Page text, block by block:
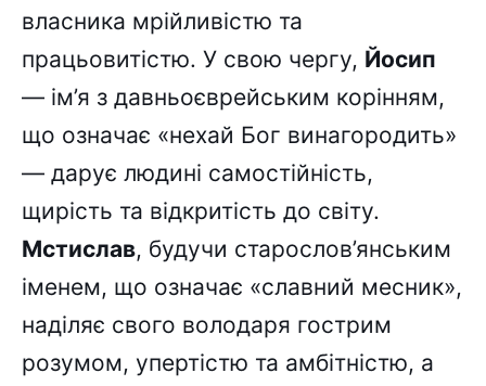
власника мрійливістю та
працьовитістю. У свою чергу, Йосип
— ім’я з давньоєврейським корінням,
що означає «нехай Бог винагородить»
— дарує людині самостійність,
щирість та відкритість до світу.
Мстислав, будучи старослов’янським
іменем, що означає «славний месник»,
наділяє свого володаря гострим
розумом, упертістю та амбітністю, а